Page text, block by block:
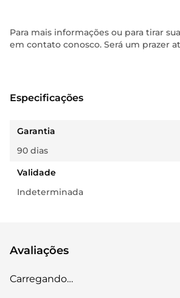
Para mais informações ou para tirar
em contato conosco. Será um prazer
Especificações
Garantia
90 dias
Validade
Indeterminada
Avaliações
Carregando…